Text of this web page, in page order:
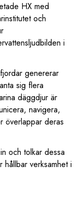
HX med
och
i
genererar
sig flera
däggdjur är
navigera,
överlappar deras
och tolkar dessa
verksamhet i